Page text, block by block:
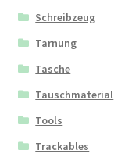
Schreibzeug
Tarnung
Tasche
Tauschmaterial
Tools
Trackables